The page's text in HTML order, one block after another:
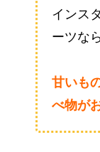
インス
ーツな
甘いも
べ物が